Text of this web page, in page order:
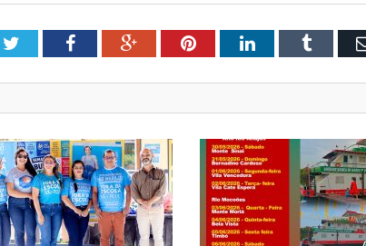
TwitterFacebookGoogle+PinterestLinkedInTumblr